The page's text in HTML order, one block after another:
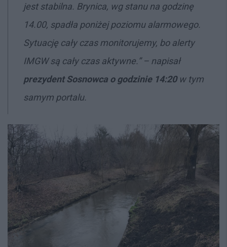
jest stabilna. Brynica, wg stanu na godzinę
14.00, spadła poniżej poziomu alarmowego.
Sytuację cały czas monitorujemy, bo alerty
IMGW są cały czas aktywne.” – napisał
prezydent Sosnowca o godzinie 14:20w tym
samym portalu.